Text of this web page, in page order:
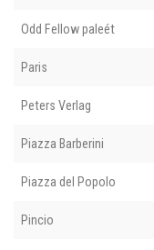
Odd Fellow paleét
Paris
Peters Verlag
Piazza Barberini
Piazza del Popolo
Pincio